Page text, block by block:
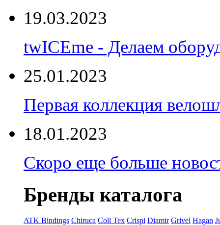
19.03.2023
twICEme - Делаем
25.01.2023
Первая коллекция
18.01.2023
Скоро еще больше
Бренды каталога
ATK Bindings Chiruca Coll Tex Crispi Diamir Grivel Hagan